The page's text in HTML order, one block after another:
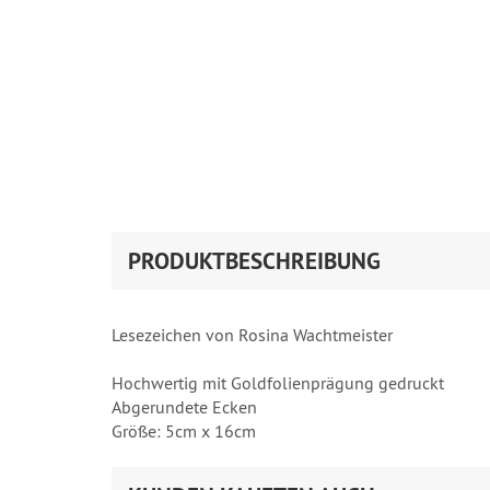
PRODUKTBESCHREIBUNG
Lesezeichen von Rosina Wachtmeister
Hochwertig mit Goldfolienprägung gedruckt
Abgerundete Ecken
Größe: 5cm x 16cm